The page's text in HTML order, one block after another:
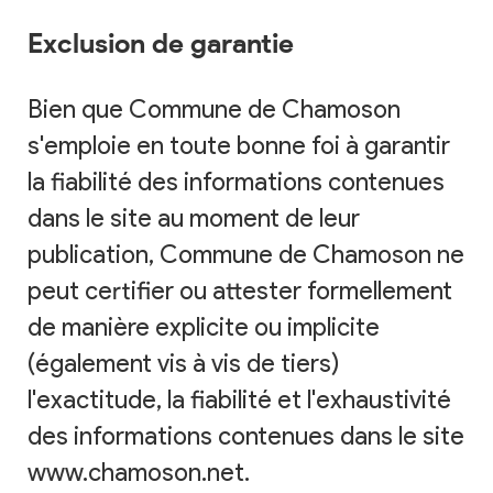
Exclusion de garantie
Bien que Commune de Chamoson
s'emploie en toute bonne foi à garantir
la fiabilité des informations contenues
dans le site au moment de leur
publication, Commune de Chamoson ne
peut certifier ou attester formellement
de manière explicite ou implicite
(également vis à vis de tiers)
l'exactitude, la fiabilité et l'exhaustivité
des informations contenues dans le site
www.chamoson.net.